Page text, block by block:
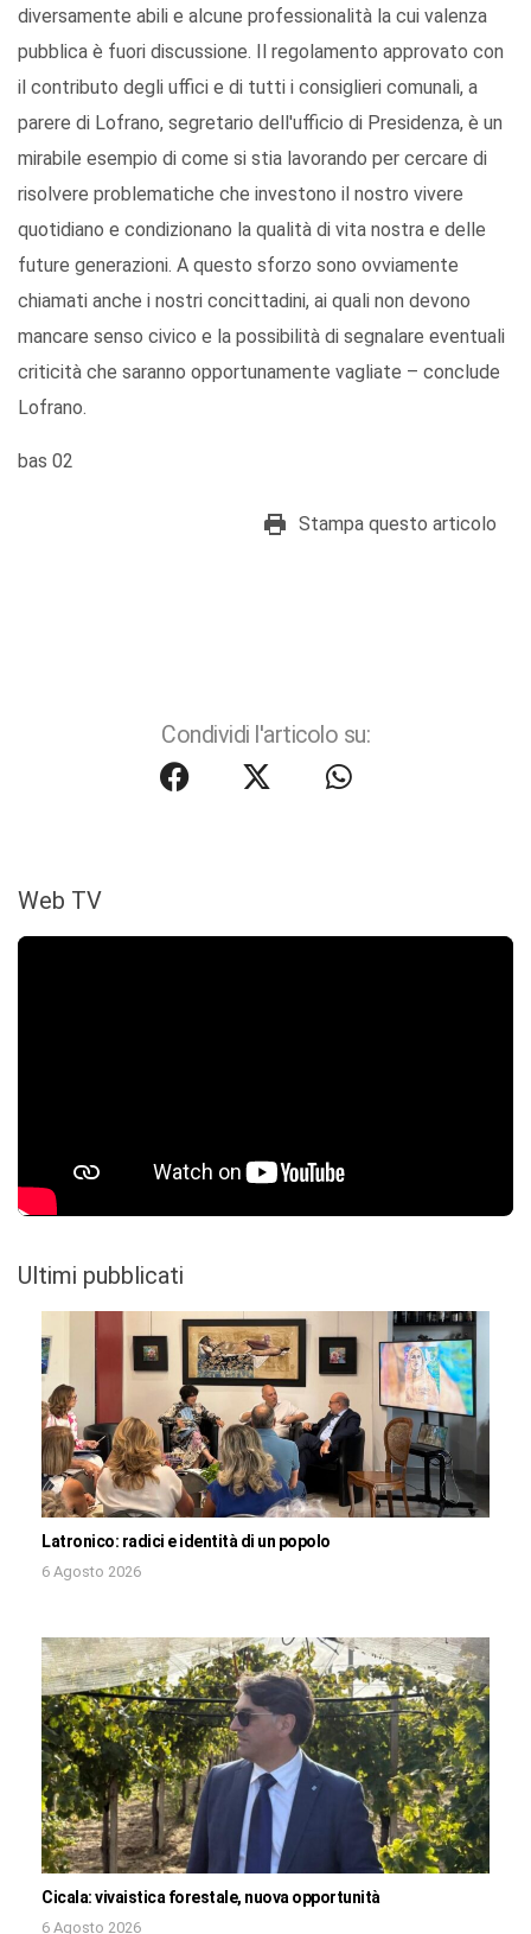
diversamente abili e alcune professionalità la cui valenza
pubblica è fuori discussione. Il regolamento approvato con
il contributo degli uffici e di tutti i consiglieri comunali, a
parere di Lofrano, segretario dell'ufficio di Presidenza, è un
mirabile esempio di come si stia lavorando per cercare di
risolvere problematiche che investono il nostro vivere
quotidiano e condizionano la qualità di vita nostra e delle
future generazioni. A questo sforzo sono ovviamente
chiamati anche i nostri concittadini, ai quali non devono
mancare senso civico e la possibilità di segnalare eventuali
criticità che saranno opportunamente vagliate – conclude
Lofrano.
bas 02
Stampa questo articolo
Condividi l'articolo su:
Web TV
Ultimi pubblicati
Latronico: radici e identità di un popolo
6 Agosto 2026
Cicala: vivaistica forestale, nuova opportunità
6 Agosto 2026